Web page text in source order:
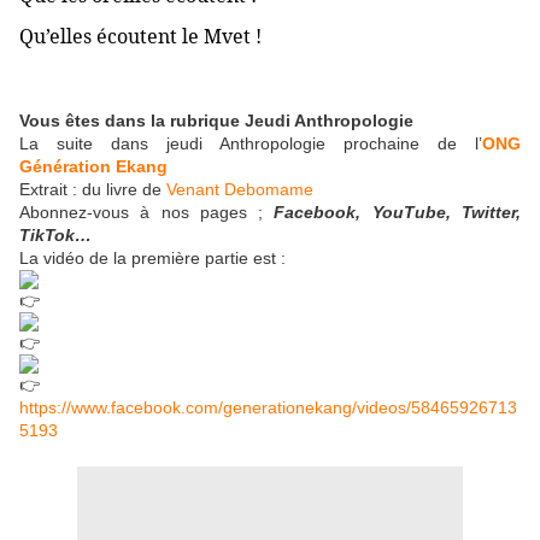
Qu’elles écoutent le Mvet !
Vous êtes dans la rubrique Jeudi Anthropologie
La suite dans jeudi Anthropologie prochaine de l’ONG
Génération Ekang
Extrait : du livre de Venant Debomame
Abonnez-vous à nos pages ;Facebook, YouTube, Twitter,
TikTok…
La vidéo de la première partie est :
https://www.facebook.com/generationekang/videos/58465926713
5193